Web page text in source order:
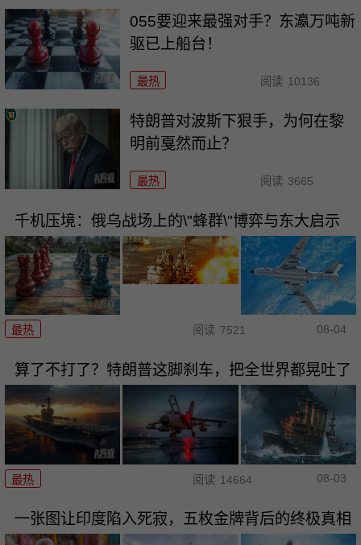
055要迎来最强对手？东瀛万吨新
驱已上船台！
最热 阅读 10136
特朗普对波斯下狠手，为何在黎
明前戛然而止？
最热 阅读 3665
千机压境：俄乌战场上的\"蜂群\"博弈与东大启示
最热 阅读 7521 08-04
算了不打了？特朗普这脚刹车，把全世界都晃吐了
最热 阅读 14664 08-03
一张图让印度陷入死寂，五枚金牌背后的终极真相